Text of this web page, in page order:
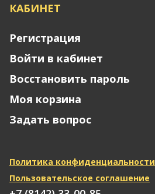
КАБИНЕТ
Регистрация
Войти в кабинет
Восстановить пароль
Моя корзина
Задать вопрос
Политика конфиденциальности
Пользовательское соглашение